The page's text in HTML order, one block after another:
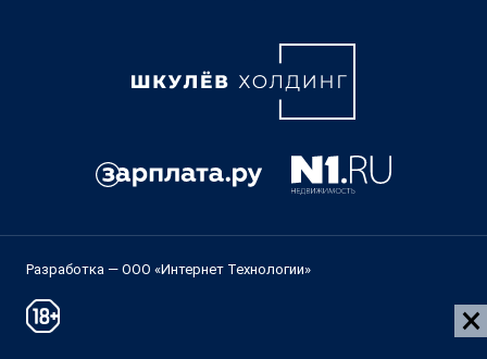
Разработка — ООО «Интернет Технологии»